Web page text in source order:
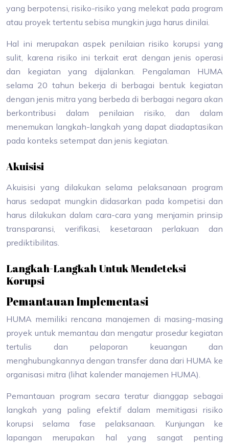
yang berpotensi, risiko-risiko yang melekat pada program
atau proyek tertentu sebisa mungkin juga harus dinilai.
Hal ini merupakan aspek penilaian risiko korupsi yang
sulit, karena risiko ini terkait erat dengan jenis operasi
dan kegiatan yang dijalankan. Pengalaman HUMA
selama 20 tahun bekerja di berbagai bentuk kegiatan
dengan jenis mitra yang berbeda di berbagai negara akan
berkontribusi dalam penilaian risiko, dan dalam
menemukan langkah-langkah yang dapat diadaptasikan
pada konteks setempat dan jenis kegiatan.
Akuisisi
Akuisisi yang dilakukan selama pelaksanaan program
harus sedapat mungkin didasarkan pada kompetisi dan
harus dilakukan dalam cara-cara yang menjamin prinsip
transparansi, verifikasi, kesetaraan perlakuan dan
prediktibilitas.
Langkah-Langkah Untuk Mendeteksi
Korupsi
Pemantauan Implementasi
HUMA memiliki rencana manajemen di masing-masing
proyek untuk memantau dan mengatur prosedur kegiatan
tertulis dan pelaporan keuangan dan
menghubungkannya dengan transfer dana dari HUMA ke
organisasi mitra (lihat kalender manajemen HUMA).
Pemantauan program secara teratur dianggap sebagai
langkah yang paling efektif dalam memitigasi risiko
korupsi selama fase pelaksanaan. Kunjungan ke
lapangan merupakan hal yang sangat penting